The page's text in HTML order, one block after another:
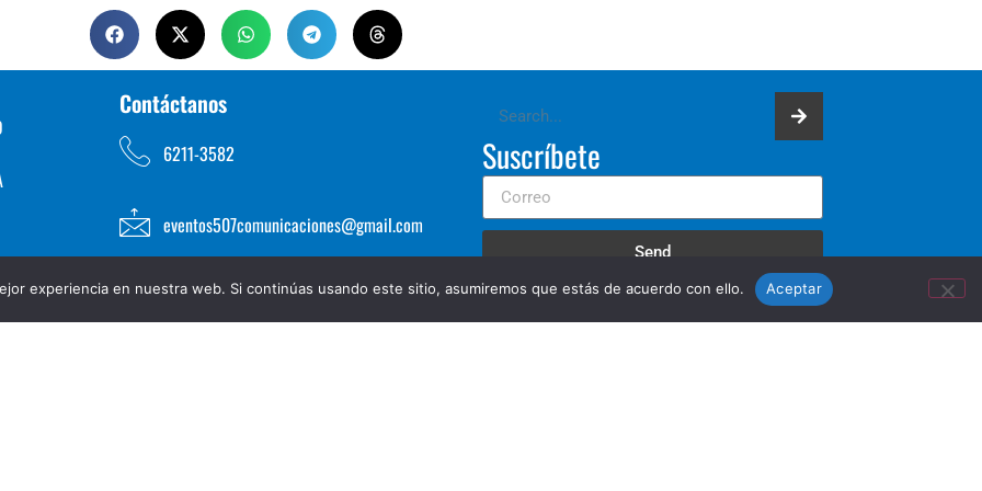
Contáctanos
6211-3582
eventos507comunicaciones@gmail.com
Suscríbete
Send
experiencia en nuestra web. Si continúas usando este sitio, asumiremos que estás de acuerdo con ello. Aceptar